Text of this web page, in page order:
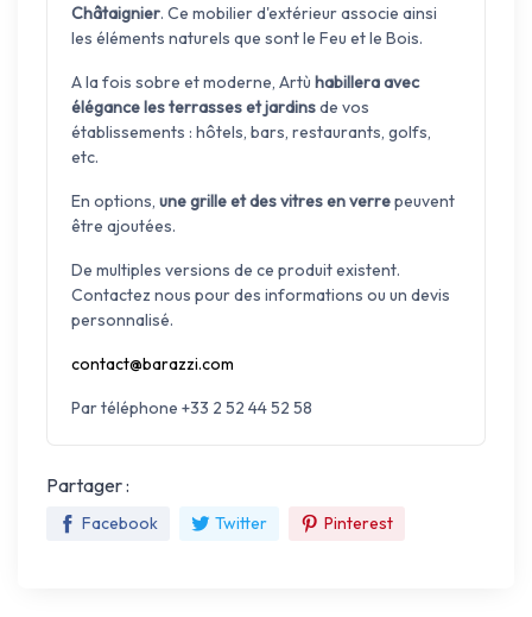
Châtaignier. Ce mobilier d'extérieur associe ainsi
les éléments naturels que sont le Feu et le Bois.
A la fois sobre et moderne, Artù habillera avec
élégance les terrasses et jardinsde vos
établissements : hôtels, bars, restaurants, golfs,
etc.
En options, une grille et des vitres en verrepeuvent
être ajoutées.
De multiples versions de ce produit existent.
Contactez nous pour des informations ou un devis
personnalisé.
contact@barazzi.com
Par téléphone +33 2 52 44 52 58
Partager :
Facebook Twitter Pinterest